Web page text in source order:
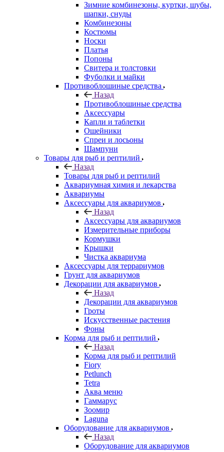
Зимние комбинезоны, куртки, шубы,
шапки, снуды
Комбинезоны
Костюмы
Носки
Платья
Попоны
Свитера и толстовки
Фуболки и майки
Противоблошиные средства
Назад
Противоблошиные средства
Аксессуары
Капли и таблетки
Ошейники
Спреи и лосьоны
Шампуни
Товары для рыб и рептилий
Назад
Товары для рыб и рептилий
Аквариумная химия и лекарства
Аквариумы
Аксессуары для аквариумов
Назад
Аксессуары для аквариумов
Измерительные приборы
Кормушки
Крышки
Чистка аквариума
Аксессуары для террариумов
Грунт для аквариумов
Декорации для аквариумов
Назад
Декорации для аквариумов
Гроты
Искусственные растения
Фоны
Корма для рыб и рептилий
Назад
Корма для рыб и рептилий
Fiory
Petlunch
Tetra
Аква меню
Гаммарус
Зоомир
Laguna
Оборудование для аквариумов
Назад
Оборудование для аквариумов